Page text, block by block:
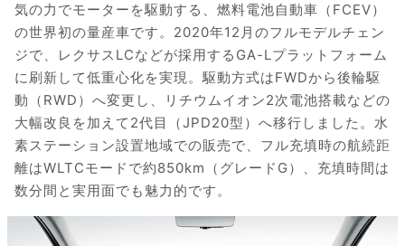
気の力でモーターを駆動する、燃料電池自動車（FCEV）
の世界初の量産車です。2020年12月のフルモデルチェン
ジで、レクサスLCなどが採用するGA-Lプラットフォーム
に刷新して低重心化を実現。駆動方式はFWDから後輪駆
動（RWD）へ変更し、リチウムイオン2次電池搭載などの
大幅改良を加えて2代目（JPD20型）へ移行しました。水
素ステーション設置地域での販売で、フル充填時の航続距
離はWLTCモードで約850km（グレードG）、充填時間は
数分間と実用面でも魅力的です。